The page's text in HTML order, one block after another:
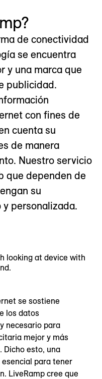
de conectividad
se encuentra
y una marca que
publicidad.
con fines de
cuenta su
de manera
Nuestro servicio
que dependen de
su
personalizada.
se sostiene
los datos
necesario para
mejor y más
Dicho esto, una
para tener
LiveRamp cree que